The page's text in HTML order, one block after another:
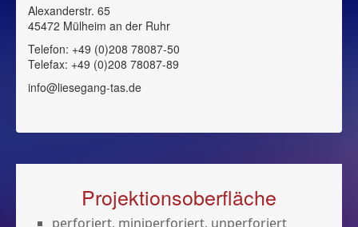
Alexanderstr. 65
45472 Mülheim an der Ruhr
Telefon: +49 (0)208 78087-50
Telefax: +49 (0)208 78087-89
info@liesegang-tas.de
Projektionsoberfläche
perforiert, miniperforiert, unperforiert